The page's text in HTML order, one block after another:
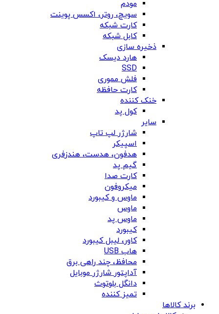
مودم
سویچ، روتر، اکسس پوینت
کارت شبکه
کابل شبکه
ذخیره سازی
هارد دیسک
SSD
فلش مموری
کارت حافظه
خنک کننده
کول پد
سایر
شارژر لپ تاپ
اسپیکر
هدفون، هدست، هندزفری
گیم پد
کارت صدا
میکروفون
ماوس و کیبورد
ماوس
ماوس پد
کیبورد
کاور، لیبل کیبورد
هاب USB
محافظ، چند راهی برق
آداپتور شارژر موبایل
دانگل بلوتوث
تمیز کننده
برند کالاها